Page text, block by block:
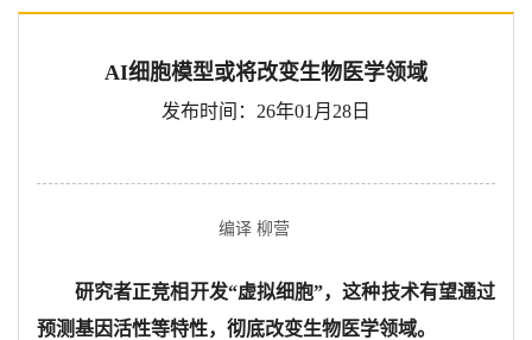
AI细胞模型或将改变生物医学领域
发布时间：26年01月28日
编译 柳营
研究者正竞相开发“虚拟细胞”，这种技术有望通过
预测基因活性等特性，彻底改变生物医学领域。